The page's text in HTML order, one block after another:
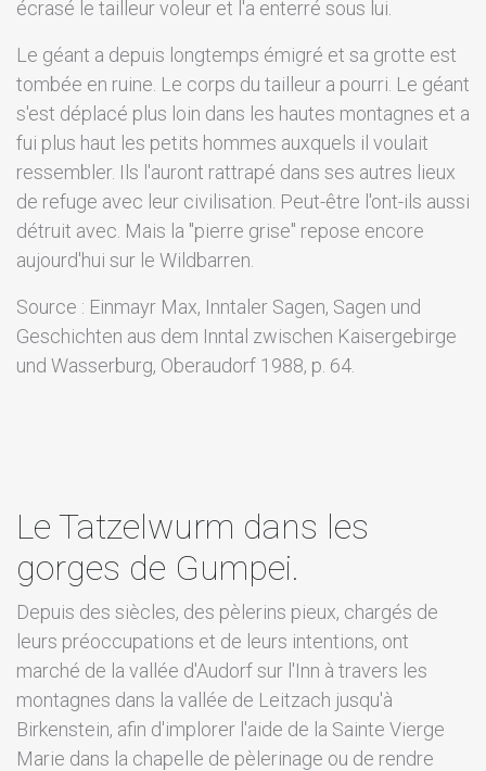
écrasé le tailleur voleur et l'a enterré sous lui.
Le géant a depuis longtemps émigré et sa grotte est
tombée en ruine. Le corps du tailleur a pourri. Le géant
s'est déplacé plus loin dans les hautes montagnes et a
fui plus haut les petits hommes auxquels il voulait
ressembler. Ils l'auront rattrapé dans ses autres lieux
de refuge avec leur civilisation. Peut-être l'ont-ils aussi
détruit avec. Mais la "pierre grise" repose encore
aujourd'hui sur le Wildbarren.
Source : Einmayr Max, Inntaler Sagen, Sagen und
Geschichten aus dem Inntal zwischen Kaisergebirge
und Wasserburg, Oberaudorf 1988, p. 64.
Le Tatzelwurm dans les
gorges de Gumpei.
Depuis des siècles, des pèlerins pieux, chargés de
leurs préoccupations et de leurs intentions, ont
marché de la vallée d'Audorf sur l'Inn à travers les
montagnes dans la vallée de Leitzach jusqu'à
Birkenstein, afin d'implorer l'aide de la Sainte Vierge
Marie dans la chapelle de pèlerinage ou de rendre